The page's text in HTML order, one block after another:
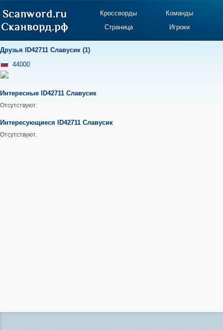
Кроссворды
Команды
Страница
Игроки
Друзья ID42711 Славусик (1)
44000
Интересные ID42711 Славусик
Отсутствуют.
Интересующиеся ID42711 Славусик
Отсутствуют.